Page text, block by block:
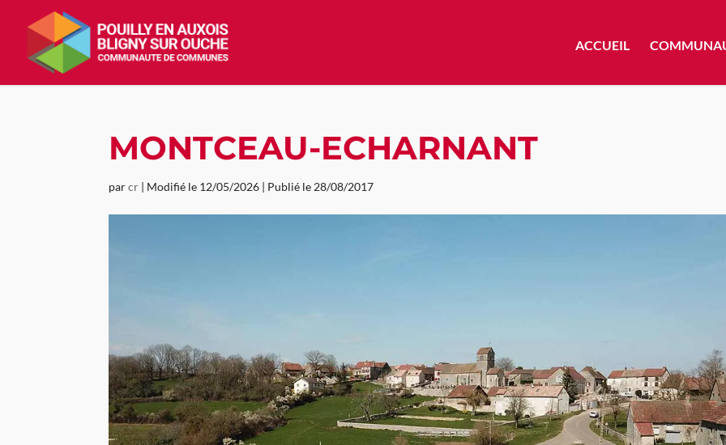
ACCUEIL
MONTCEAU-ECHARNANT
parcr | Modifié le 12/05/2026 | Publié le 28/08/2017